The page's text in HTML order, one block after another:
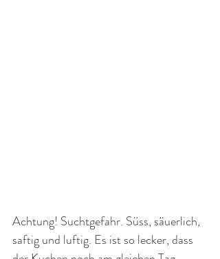
Achtung! Suchtgefahr. Süss, säuerlich,
saftig und luftig. Es ist so lecker, dass